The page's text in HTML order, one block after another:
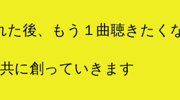
た後、もう１曲聴きたく
に創っていきます